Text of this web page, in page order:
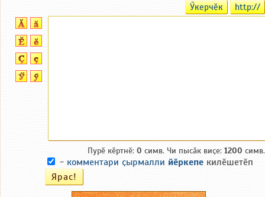
Ӳкерчӗк http://
Пурӗ кӗртнӗ: 0 симв. Чи пысӑк виҫе: 1200 симв.
- комментари ҫырмалли йӗркепе килӗшетӗп